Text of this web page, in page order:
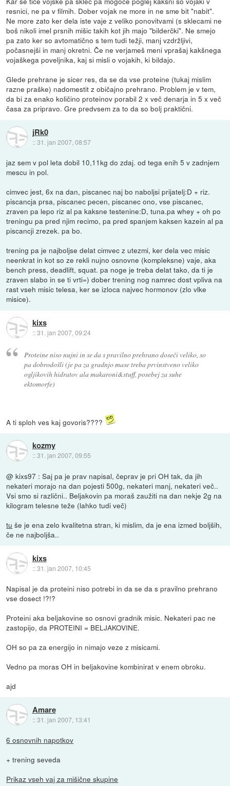
resnici, ne pa v filmih. Dober vojak ne more in ne sme bit "nabit".
Ne more zato ker dela iste vaje z veliko ponovitvami (s sklecami ne
boš nikoli imel prsnih mišic takih kot jih majo "bilderčki". Ne smejo
pa zato ker so avtomatično s tem tudi težji, manj vzdržljivi,
počasnejši in manj okretni. Če ne verjameš meni vprašaj kakšnega
vojaškega poveljnika, kaj si misli o vojakih, ki bildajo.
Glede prehrane je sicer res, da se da vse proteine (tukaj mislim
razne praške) nadomestit z običajno prehrano. Problem je v tem,
da bi za enako količino proteinov porabil 2 x več denarja in 5 x več
časa za pripravo. Gre predvsem za to da so bolj praktični.
jRk0
::31. jan 2007, 08:57
jaz sem v pol leta dobil 10,11kg do zdaj. od tega enih 5 v zadnjem
mescu in pol.
cimvec jest, 6x na dan, piscanec naj bo naboljsi prijatelj:D + riz.
piscancja prsa, piscanec pecen, piscanec ono, vse piscanec,
zraven pa lepo riz al pa kaksne testenine:D, tuna.pa whey + oh po
treningu pa pred njim recimo, pa pred spanjem kaksen kazein al pa
piscancji zrezek. pa bo.
trening pa je najboljse delat cimvec z utezmi, ker dela vec misic
neenkrat in kot so ze rekli nujno osnovne (kompleksne) vaje, aka
bench press, deadlift, squat. pa noge je treba delat tako, da ti je
zraven slabo in se ti vrti=) dober trening nog namrec dost vpliva na
rast vseh misic telesa, ker se izloca najvec hormonov (zlo vlke
misice).
kixs
::31. jan 2007, 09:24
Proteine niso nujni in se da s pravilno prehrano doseči veliko, so
pa dobrodošli (je pa za gradnjo mase treba prvinstveno veliko
ogljikovih hidratov ala makaroni&stuff, posebej za suhe
ektomorfe)
A ti sploh ves kaj govoris????
kozmy
::31. jan 2007, 09:55
@ kixs97 : Saj pa je prav napisal, čeprav je pri OH tak, da jih
nekateri morajo na dan pojesti 500g, nekateri manj, nekateri več..
Vsi smo si različni.. Beljakovin pa moraš zaužiti na dan nekje 2g na
kilogram telesne teže (lahko tudi več)
tu še je ena zelo kvalitetna stran, ki mislim, da je ena izmed boljših,
če ne najboljša..
kixs
::31. jan 2007, 10:45
Napisal je da proteini niso potrebi in da se da s pravilno prehrano
vse dosect !?!?
Proteini aka beljakovine so osnovi gradnik misic. Nekateri pac ne
zastopijo, da PROTEINI = BELJAKOVINE.
OH so pa za energijo in nimajo veze z misicami.
Vedno pa moras OH in beljakovine kombinirat v enem obroku.
ajd
Amare
::31. jan 2007, 13:41
6 osnovnih napotkov
+ trening seveda
Prikaz vseh vaj za mišične skupine